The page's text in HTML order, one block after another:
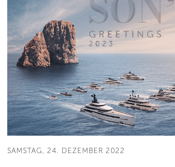
SAMSTAG, 24. DEZEMBER 2022